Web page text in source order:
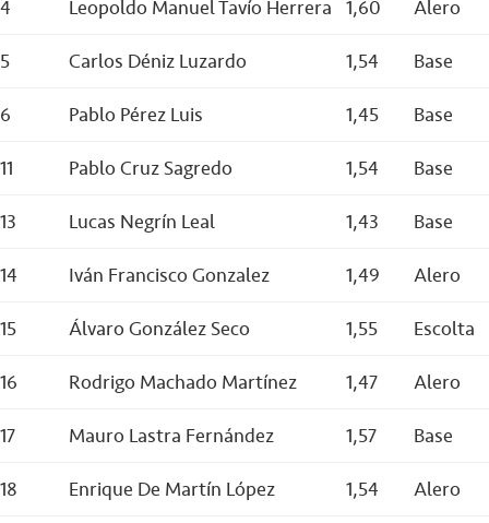
4
Leopoldo Manuel Tavío Herrera 1,60
Alero
5
Carlos Déniz Luzardo 1,54
Base
6
Pablo Pérez Luis 1,45
Base
11
Pablo Cruz Sagredo 1,54
Base
13
Lucas Negrín Leal 1,43
Base
14
Iván Francisco Gonzalez 1,49
Alero
15
Álvaro González Seco 1,55
Escolta
16
Rodrigo Machado Martínez 1,47
Alero
17
Mauro Lastra Fernández 1,57
Base
18
Enrique De Martín López 1,54 Alero